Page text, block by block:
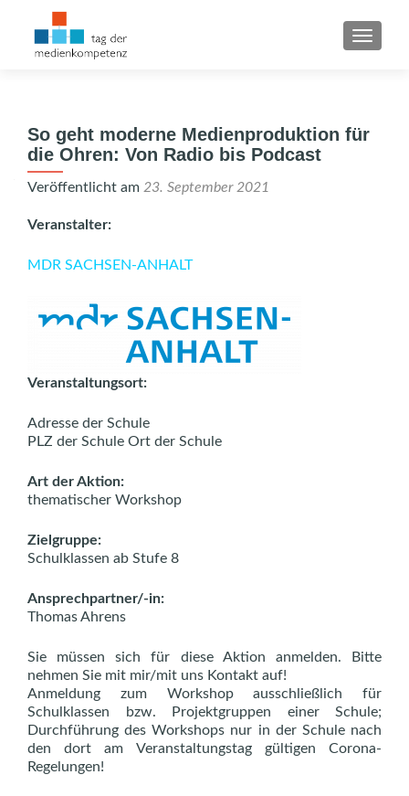
So geht moderne Medienproduktion für
die Ohren: Von Radio bis Podcast
Veröffentlicht am 23. September 2021
Veranstalter:
MDR SACHSEN-ANHALT
Veranstaltungsort:
Adresse der Schule
PLZ der Schule Ort der Schule
Art der Aktion:
thematischer Workshop
Zielgruppe:
Schulklassen ab Stufe 8
Ansprechpartner/-in:
Thomas Ahrens
Sie müssen sich für diese Aktion anmelden. Bitte
nehmen Sie mit mir/mit uns Kontakt auf!
Anmeldung zum Workshop ausschließlich für
Schulklassen bzw. Projektgruppen einer Schule;
Durchführung des Workshops nur in der Schule nach
den dort am Veranstaltungstag gültigen Corona-
Regelungen!